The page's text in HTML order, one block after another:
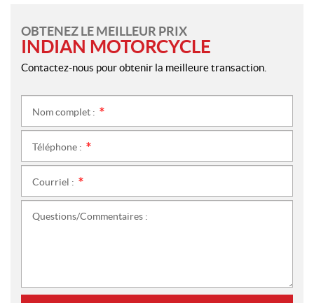
OBTENEZ LE MEILLEUR PRIX
INDIAN MOTORCYCLE
Contactez-nous pour obtenir la meilleure transaction.
Nom complet :
Téléphone :
Courriel :
Questions/Commentaires :